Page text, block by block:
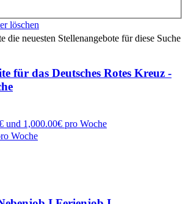
löschen
die neuesten Stellenangebote für diese Suche
für das Deutsches Rotes Kreuz -
und 1,000.00€ pro Woche
Woche